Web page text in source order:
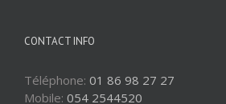
CONTACT INFO
Téléphone: 01 86 98 27 27
Mobile: 054 2544520